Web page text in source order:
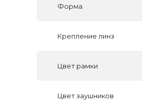
Форма
Крепление линз
Цвет рамки
Цвет заушников